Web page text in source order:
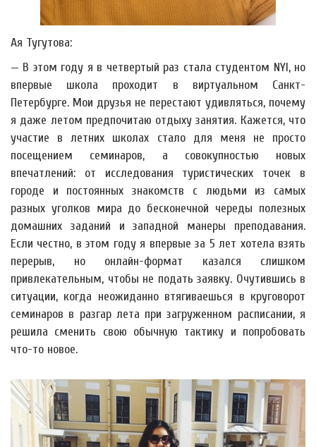
Ая Тугутова:
— В этом году я в четвертый раз стала студентом NYI, но
впервые школа проходит в виртуальном Санкт-
Петербурге. Мои друзья не перестают удивляться, почему
я даже летом предпочитаю отдыху занятия. Кажется, что
участие в летних школах стало для меня не просто
посещением семинаров, а совокупностью новых
впечатлений: от исследования туристических точек в
городе и постоянных знакомств с людьми из самых
разных уголков мира до бесконечной череды полезных
домашних заданий и западной манеры преподавания.
Если честно, в этом году я впервые за 5 лет хотела взять
перерыв, но онлайн-формат казался слишком
привлекательным, чтобы не подать заявку. Очутившись в
ситуации, когда неожиданно втягиваешься в круговорот
семинаров в разгар лета при загруженном расписании, я
решила сменить свою обычную тактику и попробовать
что-то новое.